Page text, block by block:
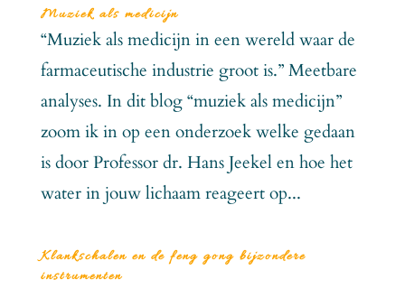
Muziek als medicijn
“Muziek als medicijn in een wereld waar de
farmaceutische industrie groot is.” Meetbare
analyses. In dit blog “muziek als medicijn”
zoom ik in op een onderzoek welke gedaan
is door Professor dr. Hans Jeekel en hoe het
water in jouw lichaam reageert op...
Klankschalen en de feng gong bijzondere
instrumenten